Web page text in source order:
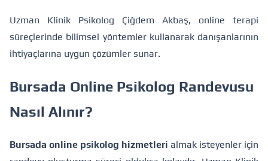
Uzman Klinik Psikolog Çiğdem Akbaş, online terapi
süreçlerinde bilimsel yöntemler kullanarak danışanlarının
ihtiyaçlarına uygun çözümler sunar.
Bursada Online Psikolog Randevusu
Nasıl Alınır?
Bursada online psikolog hizmetleri almak isteyenler için